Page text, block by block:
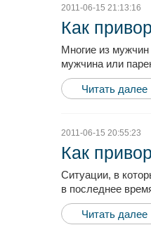
2011-06-15 21:13:16
Как
Многие из мужчин
мужчина или
Читать далее
2011-06-15 20:55:23
Как
Ситуации, в
в последнее
Читать далее